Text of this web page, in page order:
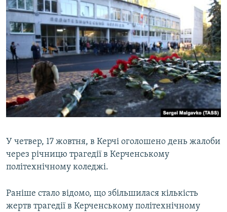
У четвер, 17 жовтня, в Керчі оголошено день жалоби
через річницю трагедії в Керченському
політехнічному коледжі.
Раніше стало відомо, що збільшилася кількість
жертв трагедії в Керченському політехнічному